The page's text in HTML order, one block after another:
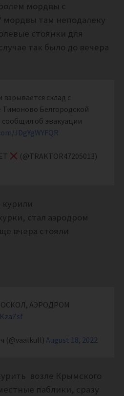
мордвы с
мордвы там неподалеку
стоянки для
так было до вечера
взрывается склад с
Тимоново Белгородской
сообщил об эвакуации
JDgYgWYFQR
(@TRAKTOR47205013)
стал аэродром
вчера стояли
АЭРОДРОМ
(@vaalkull) August 18, 2022
возле Крымского
паблики, сразу